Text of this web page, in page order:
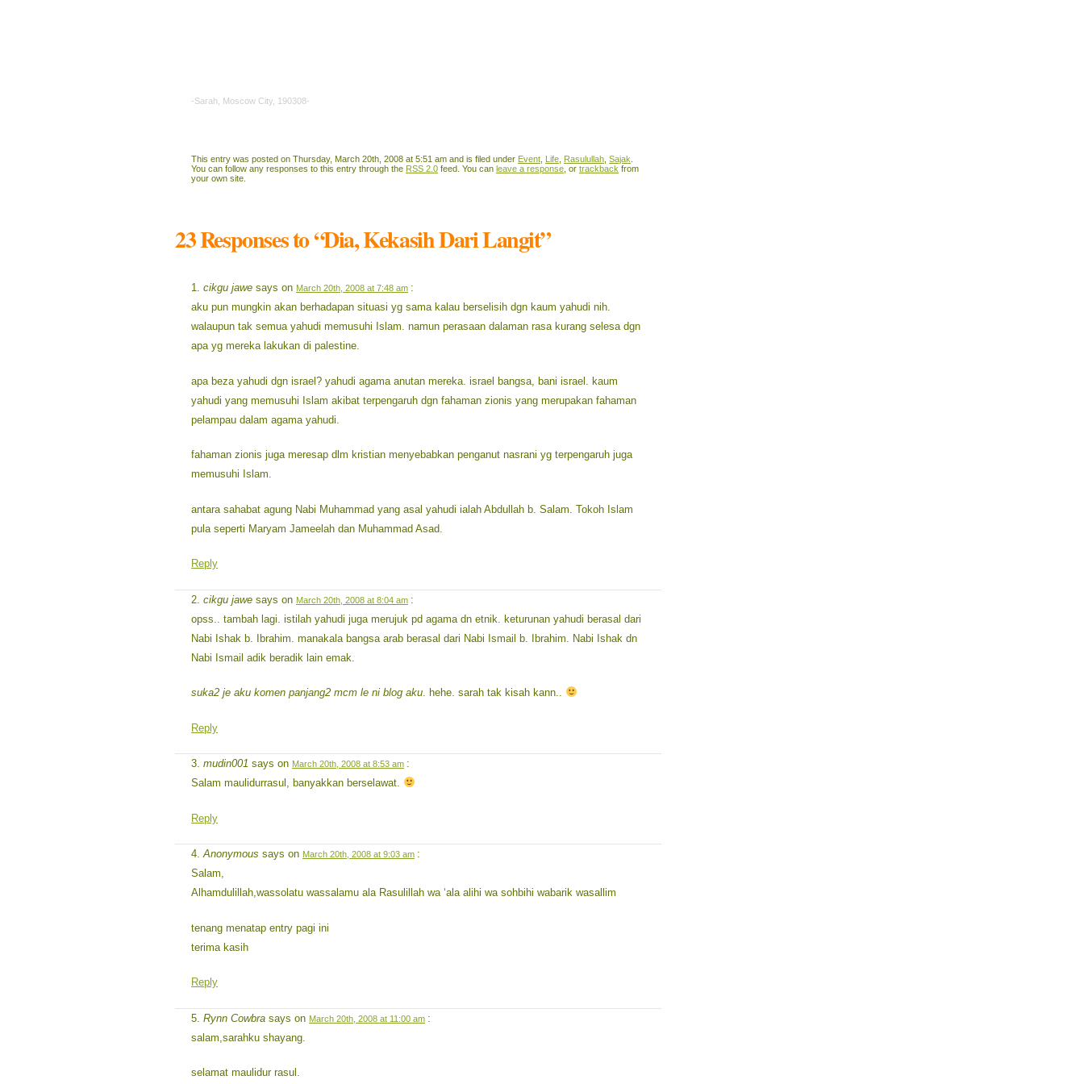
-Sarah, Moscow City, 190308-
This entry was posted on Thursday, March 20th, 2008 at 5:51 am and is filed under Event Life Rasulullah Sajak
You can follow any responses to this entry through the RSS 2.0 feed. You can leave a response , or trackback from
your own site.
23 Responses to “Dia, Kekasih Dari Langit”
cikgu jawe says on March 20th, 2008 at 7:48 am :
aku pun mungkin akan berhadapan situasi yg sama kalau berselisih dgn kaum yahudi nih.
walaupun tak semua yahudi memusuhi Islam. namun perasaan dalaman rasa kurang selesa dgn
apa yg mereka lakukan di palestine.
apa beza yahudi dgn israel? yahudi agama anutan mereka. israel bangsa, bani israel. kaum
yahudi yang memusuhi Islam akibat terpengaruh dgn fahaman zionis yang merupakan fahaman
pelampau dalam agama yahudi.
fahaman zionis juga meresap dlm kristian menyebabkan penganut nasrani yg terpengaruh juga
memusuhi Islam.
antara sahabat agung Nabi Muhammad yang asal yahudi ialah Abdullah b. Salam. Tokoh Islam
pula seperti Maryam Jameelah dan Muhammad Asad.
Reply
cikgu jawe says on March 20th, 2008 at 8:04 am :
opss.. tambah lagi. istilah yahudi juga merujuk pd agama dn etnik. keturunan yahudi berasal dari
Nabi Ishak b. Ibrahim. manakala bangsa arab berasal dari Nabi Ismail b. Ibrahim. Nabi Ishak dn
Nabi Ismail adik beradik lain emak.
suka2 je aku komen panjang2 mcm le ni blog aku. hehe. sarah tak kisah kann..
Reply
mudin001 says on March 20th, 2008 at 8:53 am :
Salam maulidurrasul, banyakkan berselawat.
Reply
Anonymous says on March 20th, 2008 at 9:03 am :
Salam,
Alhamdulillah,wassolatu wassalamu ala Rasulillah wa ‘ala alihi wa sohbihi wabarik wasallim
tenang menatap entry pagi ini
terima kasih
Reply
Rynn Cowbra says on March 20th, 2008 at 11:00 am :
salam,sarahku shayang.
selamat maulidur rasul.